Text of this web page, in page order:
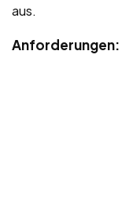
aus.
Anforderungen: